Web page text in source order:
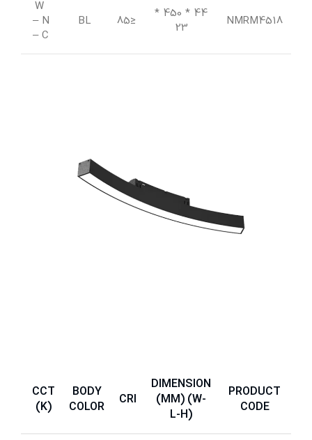
NMRM4518
44 * 450
*
23
≤85
BL
W
– N
– C
PRODUCT
CODE
DIMENSION
(MM) (W-
L-H)
CRI
BODY
COLOR
CCT
(K)